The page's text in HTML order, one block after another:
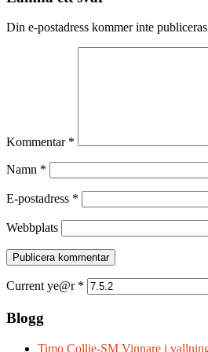
Din e-postadress kommer inte
Kommentar *
Namn *
E-postadress *
Webbplats
Current ye@r *
Blogg
Timo Collie-SM Vinnare i